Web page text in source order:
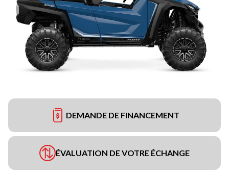
DEMANDE DE FINANCEMENT
ÉVALUATION DE VOTRE ÉCHANGE